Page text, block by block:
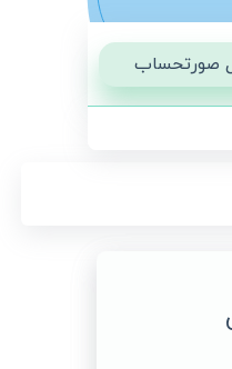
صورتحساب